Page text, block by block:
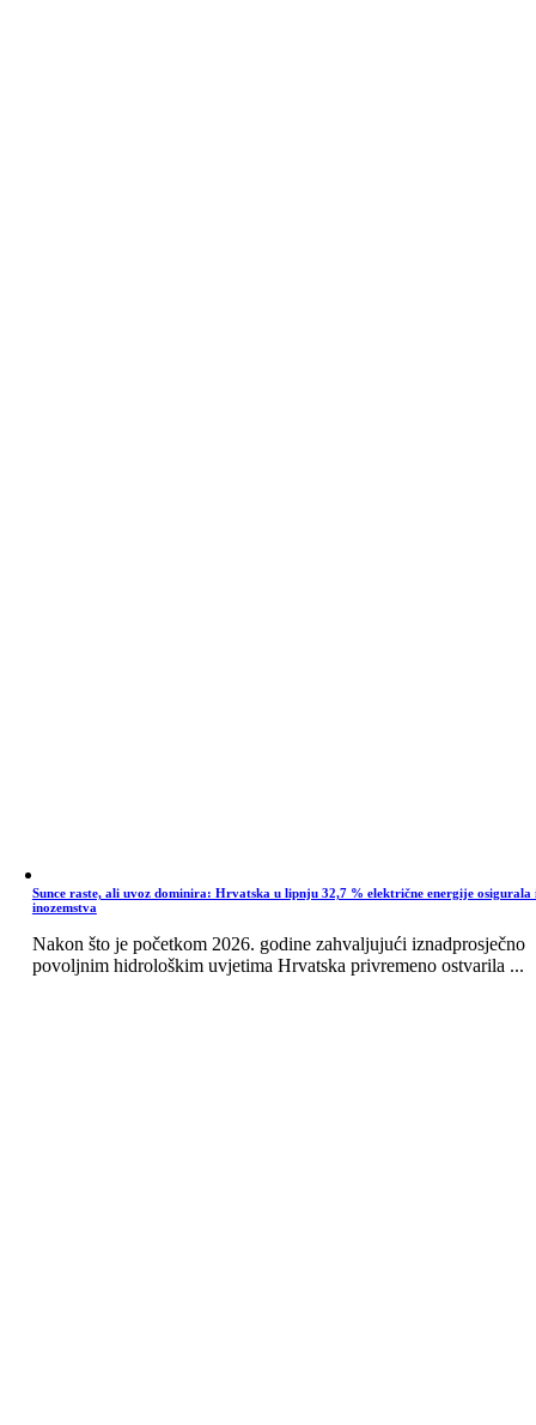
Sunce raste, ali uvoz dominira: Hrvatska u lipnju 32,7 % električne energije osigurala
inozemstva
Nakon što je početkom 2026. godine zahvaljujući iznadprosječno
povoljnim hidrološkim uvjetima Hrvatska privremeno ostvarila ...